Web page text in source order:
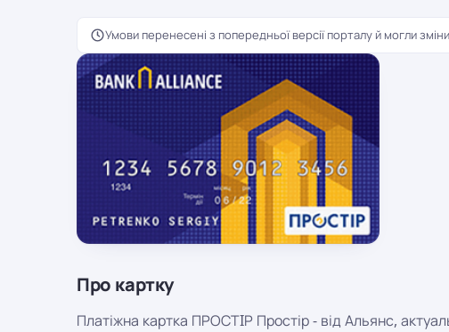
Умови перенесені з попередньої версії порталу й могли
Про картку
Платіжна картка ПРОСТIР Простір - від Альянс,